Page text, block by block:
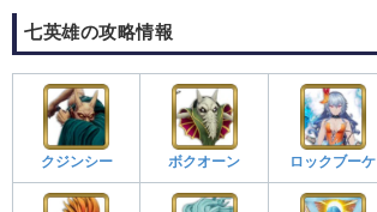
七英雄の攻略情報
クジンシー ボクオーン ロックブーケ